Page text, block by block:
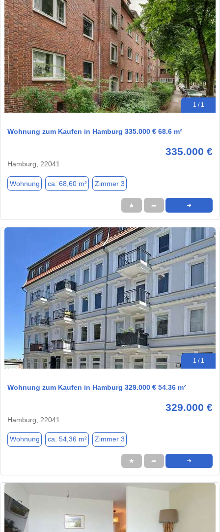
1 / 1
Wohnung zum Kaufen in Hamburg 335.000 € 68.6 m²
335.000 €
Hamburg, 22041
Wohnung ca. 68,60 m² Zimmer 3
★ ➦ ➜
1 / 1
Wohnung zum Kaufen in Hamburg 329.000 € 54.36 m²
329.000 €
Hamburg, 22041
Wohnung ca. 54,36 m² Zimmer 3
★ ➦ ➜